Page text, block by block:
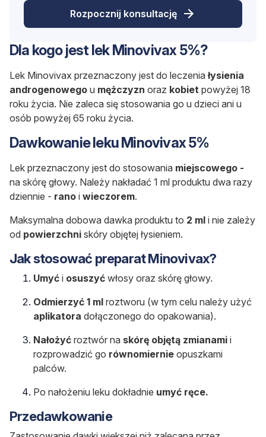
Rozpocznij konsultację
Dla kogo jest lek Minovivax 5%?
Lek Minovivax przeznaczony jest do leczenia łysienia
androgenowego u mężczyzn oraz kobiet powyżej 18
roku życia. Nie zaleca się stosowania go u dzieci ani u
osób powyżej 65 roku życia.
Dawkowanie leku Minovivax 5%
Lek przeznaczony jest do stosowania miejscowego -
na skórę głowy. Należy nakładać 1 ml produktu dwa razy
dziennie - rano i wieczorem.
Maksymalna dobowa dawka produktu to 2 ml i nie zależy
od powierzchni skóry objętej łysieniem.
Jak stosować preparat Minovivax?
Umyć i osuszyć włosy oraz skórę głowy.
Odmierzyć 1 ml roztworu (w tym celu należy użyć
aplikatora dołączonego do opakowania).
Nałożyć roztwór na skórę objętą zmianami i
rozprowadzić go równomiernie opuszkami
palców.
Po nałożeniu leku dokładnie umyć ręce.
Przedawkowanie